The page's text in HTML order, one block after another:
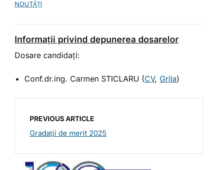
NOUTĂȚI
Informații privind depunerea dosarelor
Dosare candidați:
Conf.dr.ing. Carmen STICLARU (CV, Grila)
PREVIOUS ARTICLE
Gradații de merit 2025